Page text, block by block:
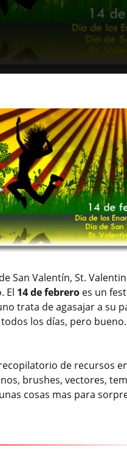
San Valentín, St.
El 14 de febrero es un
trata de agasajar a su
los días, pero
de recursos
brushes, vectores,
cosas mas para